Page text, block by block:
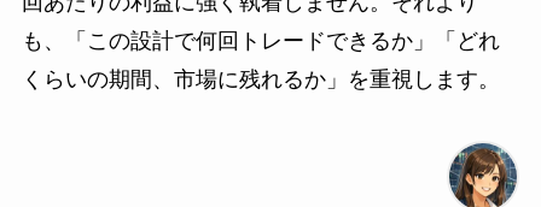
も、「この設計で何回トレードできるか」「どれ
くらいの期間、市場に残れるか」を重視します。